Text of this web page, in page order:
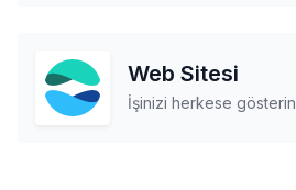
Web Sitesi
İşinizi herkese gösterin